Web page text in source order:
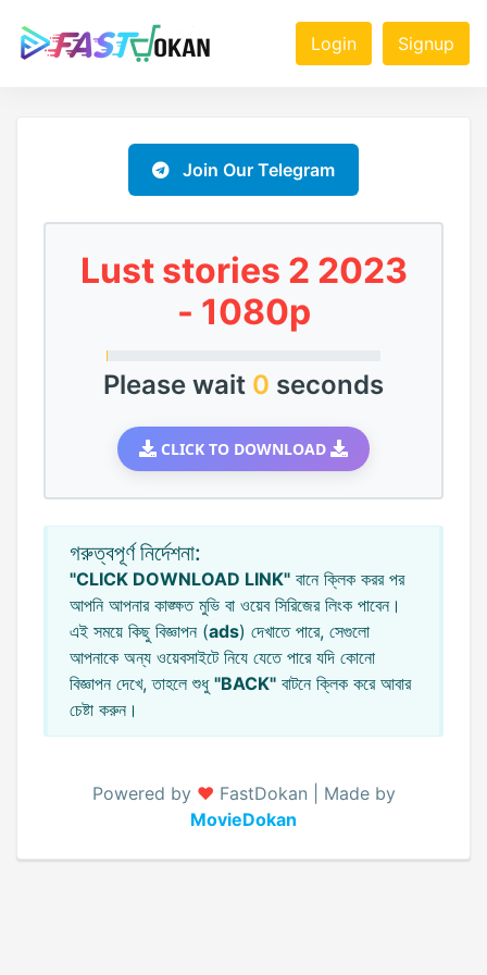
Login Signup
Join Our Telegram
Lust stories 2 2023
- 1080p
Please wait 0 seconds
CLICK TO DOWNLOAD
গরুত্বপূর্ণ নির্দেশনা:
"CLICK DOWNLOAD LINK" বানে ক্লিক করর পর
আপনি আপনার কাঙ্ক্ষত মুভি বা ওয়েব সিরিজের লিংক পাবেন।
এই সময়ে কিছু বিজ্ঞাপন (ads) দেখাতে পারে, সেগুলো
আপনাকে অন্য ওয়েবসাইটে নিযে যেতে পারে যদি কোনো
বিজ্ঞাপন দেখে, তাহলে শুধু "BACK" বাটনে ক্লিক করে আবার
চেষ্টা করুন।
Powered by ♥️ FastDokan | Made by
MovieDokan